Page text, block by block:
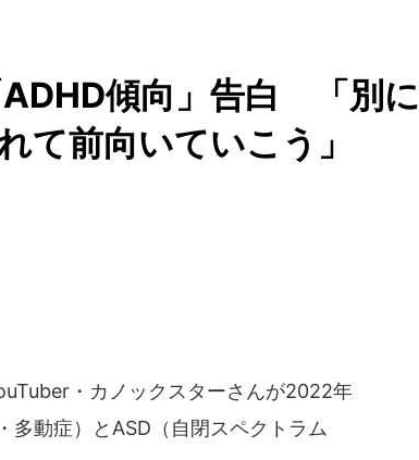
傾向」告白 「別に
て前向いていこう」
・カノックスターさんが2022年
多動症）とASD（自閉スペクトラム